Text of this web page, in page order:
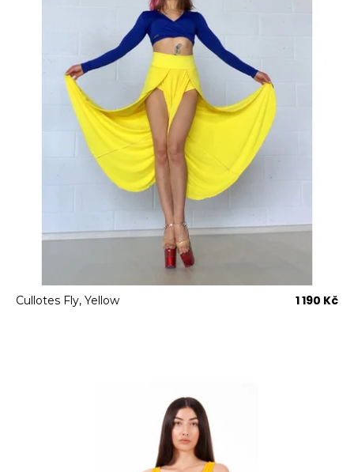
Cullotes Fly, Yellow 1 190 Kč